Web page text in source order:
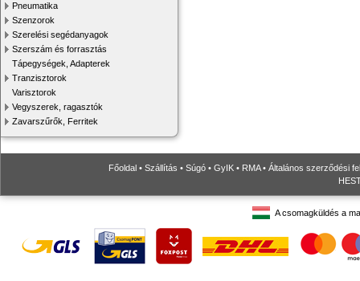
Pneumatika
Szenzorok
Szerelési segédanyagok
Szerszám és forrasztás
Tápegységek, Adapterek
Tranzisztorok
Varisztorok
Vegyszerek, ragasztók
Zavarszűrők, Ferritek
Főoldal • Szállítás • Súgó • GyIK • RMA• Általános szerződési
A csomagküldés a